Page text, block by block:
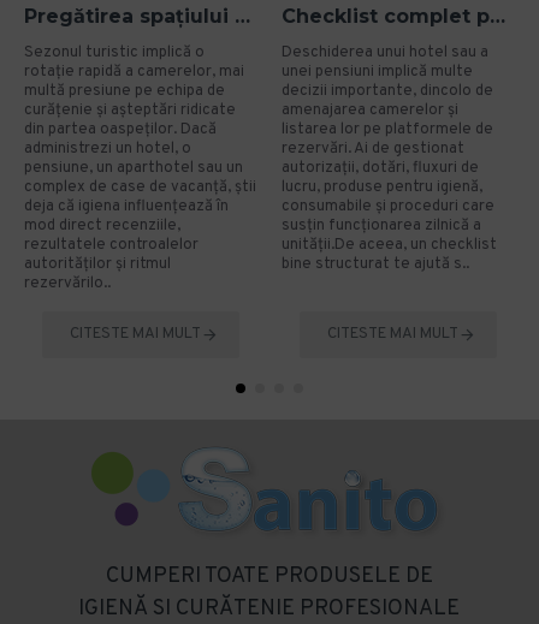
Pregătirea spațiului pentru sezonul turistic: cum eviți problemele de igienă?
Sezonul turistic implică o
rotație rapidă a camerelor, mai
multă presiune pe echipa de
curățenie și așteptări ridicate
din partea oaspeților. Dacă
administrezi un hotel, o
pensiune, un aparthotel sau un
complex de case de vacanță, știi
deja că igiena influențează în
mod direct recenziile,
rezultatele controalelor
autorităților și ritmul
rezervărilo..
CITESTE MAI MULT
Checklist complet pentru deschiderea unui hotel sau a unei pensiuni
Deschiderea unui hotel sau a
unei pensiuni implică multe
decizii importante, dincolo de
amenajarea camerelor și
listarea lor pe platformele de
rezervări. Ai de gestionat
autorizații, dotări, fluxuri de
lucru, produse pentru igienă,
consumabile și proceduri care
susțin funcționarea zilnică a
unității.De aceea, un checklist
bine structurat te ajută s..
CITESTE MAI MULT
CUMPERI TOATE PRODUSELE DE
IGIENĂ SI CURĂTENIE PROFESIONALE